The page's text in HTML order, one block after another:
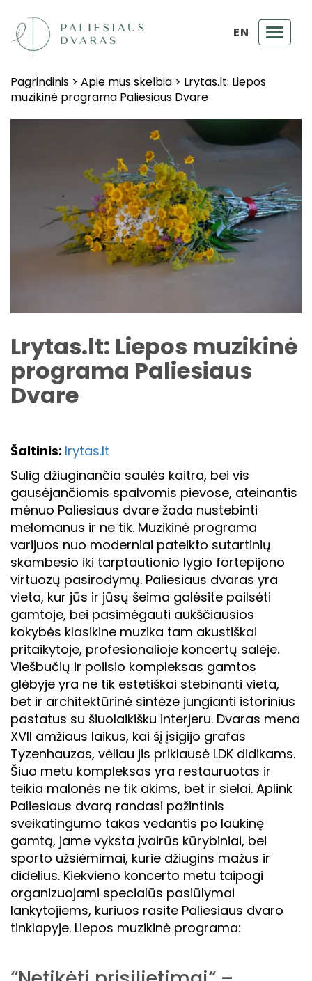
EN
Pagrindinis > Apie mus skelbia > Lrytas.lt: Liepos
muzikinė programa Paliesiaus Dvare
Lrytas.lt: Liepos muzikinė
programa Paliesiaus
Dvare
Šaltinis: lrytas.lt
Sulig džiuginančia saulės kaitra, bei vis
gausėjančiomis spalvomis pievose, ateinantis
mėnuo Paliesiaus dvare žada nustebinti
melomanus ir ne tik. Muzikinė programa
varijuos nuo moderniai pateikto sutartinių
skambesio iki tarptautionio lygio fortepijono
virtuozų pasirodymų. Paliesiaus dvaras yra
vieta, kur jūs ir jūsų šeima galėsite pailsėti
gamtoje, bei pasimėgauti aukščiausios
kokybės klasikine muzika tam akustiškai
pritaikytoje, profesionalioje koncertų salėje.
Viešbučių ir poilsio kompleksas gamtos
glėbyje yra ne tik estetiškai stebinanti vieta,
bet ir architektūrinė sintėze jungianti istorinius
pastatus su šiuolaikišku interjeru. Dvaras mena
XVII amžiaus laikus, kai šį įsigijo grafas
Tyzenhauzas, vėliau jis priklausė LDK didikams.
Šiuo metu kompleksas yra restauruotas ir
teikia malonės ne tik akims, bet ir sielai. Aplink
Paliesiaus dvarą randasi pažintinis
sveikatingumo takas vedantis po laukinę
gamtą, jame vyksta įvairūs kūrybiniai, bei
sporto užsiėmimai, kurie džiugins mažus ir
didelius. Kiekvieno koncerto metu taipogi
organizuojami specialūs pasiūlymai
lankytojiems, kuriuos rasite Paliesiaus dvaro
tinklapyje. Liepos muzikinė programa: